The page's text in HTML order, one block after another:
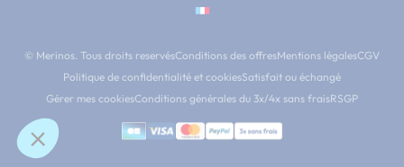
© Merinos. Tous droits reservésConditions des offresMentions légalesCGV
Politique de confidentialité et cookiesSatisfait ou échangé
Gérer mes cookiesConditions générales du 3x/4x sans fraisRSGP